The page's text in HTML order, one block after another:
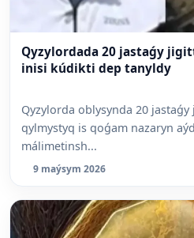
Qyzylordada 20 jastaǵy
inisi kúdikti dep tanyldy
Qyzylorda oblysynda 20
qylmystyq is qoǵam nazaryn
málimetinsh...
9 maýsym 2026